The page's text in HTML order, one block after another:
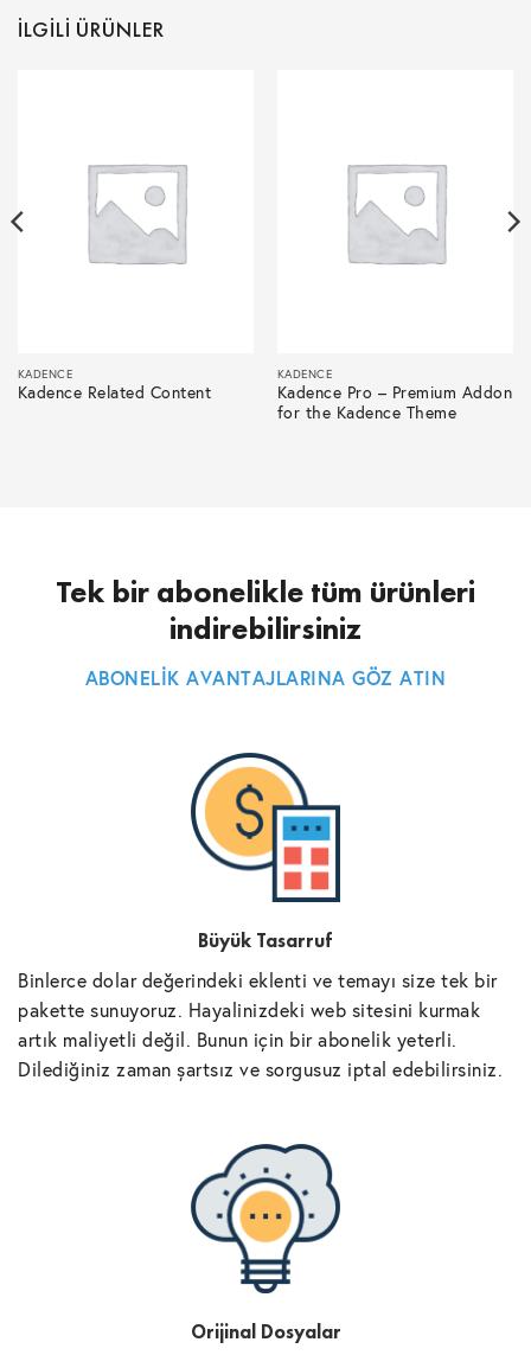
İLGILI ÜRÜNLER
KADENCE
Kadence Related Content
KADENCE
Kadence Pro – Premium Addon
for the Kadence Theme
Tek bir abonelikle tüm ürünleri
indirebilirsiniz
ABONELİK AVANTAJLARINA GÖZ ATIN
Büyük Tasarruf
Binlerce dolar değerindeki eklenti ve temayı size tek bir
pakette sunuyoruz. Hayalinizdeki web sitesini kurmak
artık maliyetli değil. Bunun için bir abonelik yeterli.
Dilediğiniz zaman şartsız ve sorgusuz iptal edebilirsiniz.
Orijinal Dosyalar